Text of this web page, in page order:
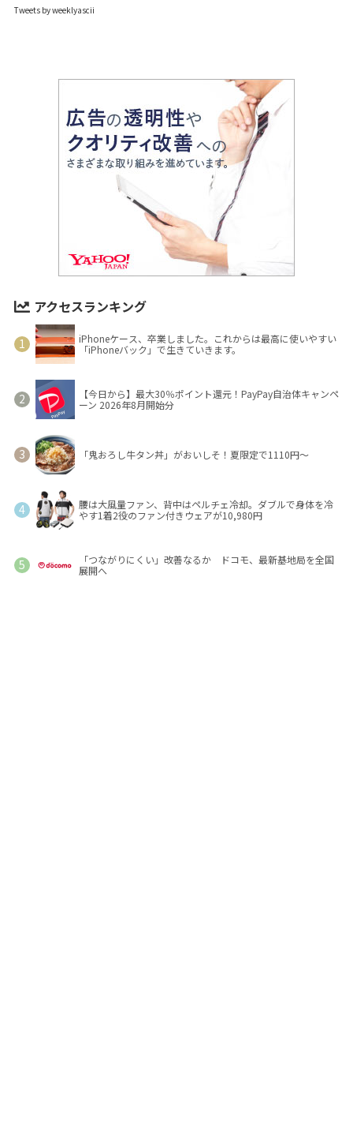
Tweets by weeklyascii
アクセスランキング
iPhoneケース、卒業しました。これからは最高に使いやすい
「iPhoneバック」で生きていきます。
【今日から】最大30％ポイント還元！PayPay自治体キャンペ
ーン 2026年8月開始分
「鬼おろし牛タン丼」がおいしそ！夏限定で1110円～
腰は大風量ファン、背中はペルチェ冷却。ダブルで身体を冷
やす1着2役のファン付きウェアが10,980円
「つながりにくい」改善なるか ドコモ、最新基地局を全国
展開へ